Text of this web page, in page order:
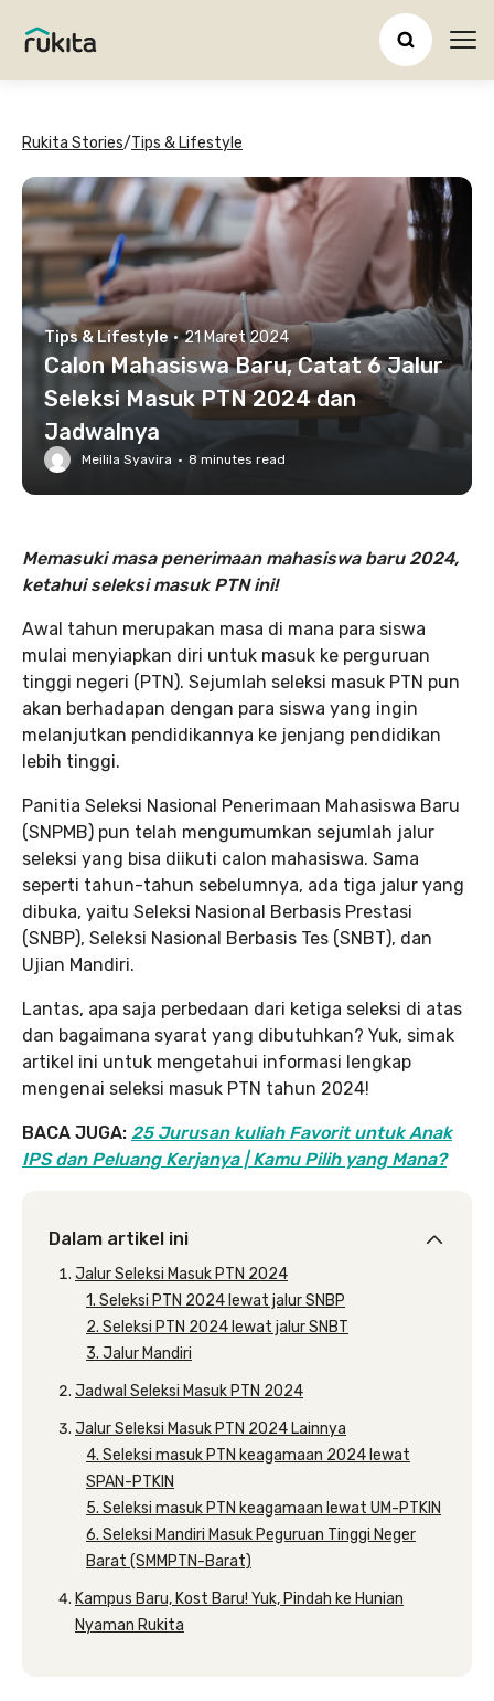
Rukita Stories/Tips & Lifestyle
Tips & Lifestyle · 21 Maret 2024
Calon Mahasiswa Baru, Catat 6 Jalur
Seleksi Masuk PTN 2024 dan
Jadwalnya
Meilila Syavira · 8 minutes read
Memasuki masa penerimaan mahasiswa baru 2024,
ketahui seleksi masuk PTN ini!
Awal tahun merupakan masa di mana para siswa
mulai menyiapkan diri untuk masuk ke perguruan
tinggi negeri (PTN). Sejumlah seleksi masuk PTN pun
akan berhadapan dengan para siswa yang ingin
melanjutkan pendidikannya ke jenjang pendidikan
lebih tinggi.
Panitia Seleksi Nasional Penerimaan Mahasiswa Baru
(SNPMB) pun telah mengumumkan sejumlah jalur
seleksi yang bisa diikuti calon mahasiswa. Sama
seperti tahun-tahun sebelumnya, ada tiga jalur yang
dibuka, yaitu Seleksi Nasional Berbasis Prestasi
(SNBP), Seleksi Nasional Berbasis Tes (SNBT), dan
Ujian Mandiri.
Lantas, apa saja perbedaan dari ketiga seleksi di atas
dan bagaimana syarat yang dibutuhkan? Yuk, simak
artikel ini untuk mengetahui informasi lengkap
mengenai seleksi masuk PTN tahun 2024!
BACA JUGA: 25 Jurusan kuliah Favorit untuk Anak
IPS dan Peluang Kerjanya | Kamu Pilih yang Mana?
Dalam artikel ini
Jalur Seleksi Masuk PTN 2024
1. Seleksi PTN 2024 lewat jalur SNBP
2. Seleksi PTN 2024 lewat jalur SNBT
3. Jalur Mandiri
Jadwal Seleksi Masuk PTN 2024
Jalur Seleksi Masuk PTN 2024 Lainnya
4. Seleksi masuk PTN keagamaan 2024 lewat
SPAN-PTKIN
5. Seleksi masuk PTN keagamaan lewat UM-PTKIN
6. Seleksi Mandiri Masuk Peguruan Tinggi Neger
Barat (SMMPTN-Barat)
Kampus Baru, Kost Baru! Yuk, Pindah ke Hunian
Nyaman Rukita